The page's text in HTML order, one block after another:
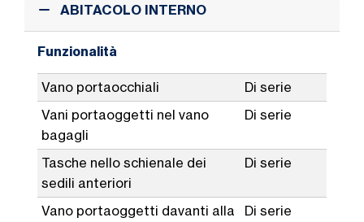
ABITACOLO INTERNO
Funzionalità
Vano portaocchiali
Di serie
Vani portaoggetti nel vano
bagagli
Di serie
Tasche nello schienale dei
sedili anteriori
Di serie
Vano portaoggetti davanti alla
Di serie